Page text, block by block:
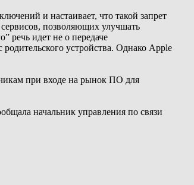
и настаивает, что такой запрет
позволяющих улучшать
речь идет не о передаче
устройства. Однако Apple
при входе на рынок ПО для
начальник управления по связи